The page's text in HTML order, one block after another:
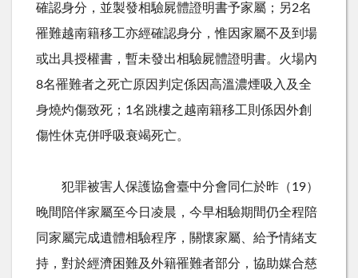
確認身分，並製發相驗屍體證明書予家屬；另2名
罹難越南籍移工亦經確認身分，惟因家屬不及到場
或出具授權書，暫未發出相驗屍體證明書。火場內
8名罹難者之死亡原因判定係因高溫濃煙吸入及全
身燒灼傷致死； 1 名跳樓之越南籍移工則係因外創
傷性休克併呼吸衰竭死亡。
犯罪被害人保護協會臺中分會同仁於昨（19）
晚間陪伴家屬至今日凌晨，今早相驗期間仍全程陪
同家屬完成遺體相驗程序，關懷家屬、給予情緒支
持，對於經濟困難及外籍罹難者部分，協助媒合慈